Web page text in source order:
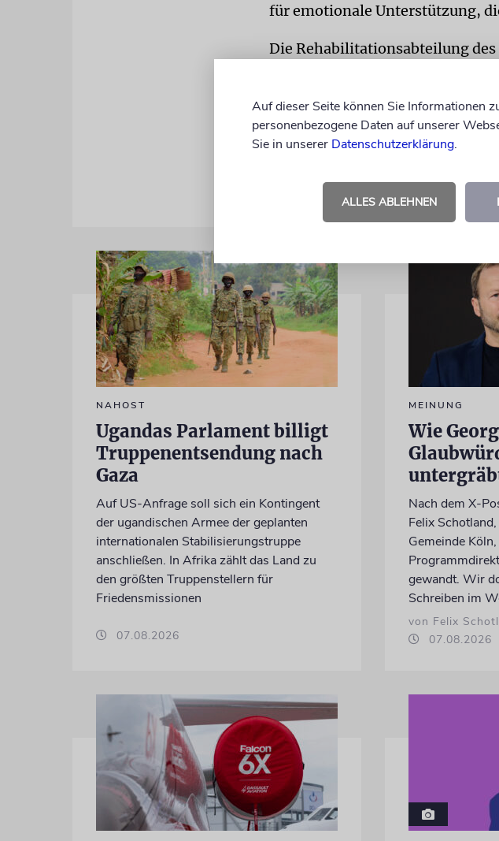
für emotionale Unterstützung,
Die Rehabilitationsabteilung
Prozent von ihnen infolge des
hatten.
kna/ja
NAHOST
Ugandas Parlament billigt
Truppenentsendung nach
Gaza
Auf US-Anfrage soll sich ein Kontingent
der ugandischen Armee der geplanten
internationalen Stabilisierungstruppe
anschließen. In Afrika zählt das Land zu
den größten Truppenstellern für
Friedensmissionen
07.08.2026
MEINUNG
Wie
Nach dem X-
Felix
Gemeinde
gewandt. Wir
Schreiben im
von Felix
07.08.2026
Auf dieser Seite können Sie Informationen
personenbezogene Daten auf unserer
Sie in unserer Datenschutzerklärung.
ALLES ABLEHNEN